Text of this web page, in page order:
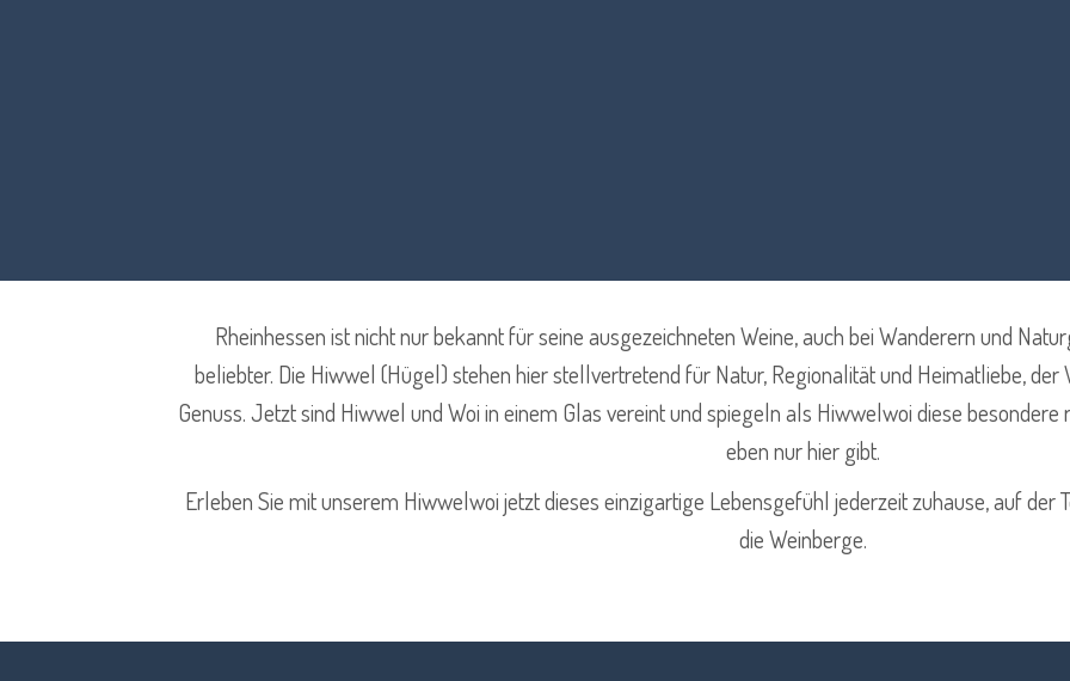
Rheinhessen ist nicht nur bekannt für seine ausgezeichneten Weine, auch bei Wanderern und
beliebter. Die Hiwwel (Hügel) stehen hier stellvertretend für Natur, Regionalität und Heimatliebe,
Genuss. Jetzt sind Hiwwel und Woi in einem Glas vereint und spiegeln als Hiwwelwoi diese
eben nur hier gibt.
Erleben Sie mit unserem Hiwwelwoi jetzt dieses einzigartige Lebensgefühl jederzeit zuhause, auf der
die Weinberge.